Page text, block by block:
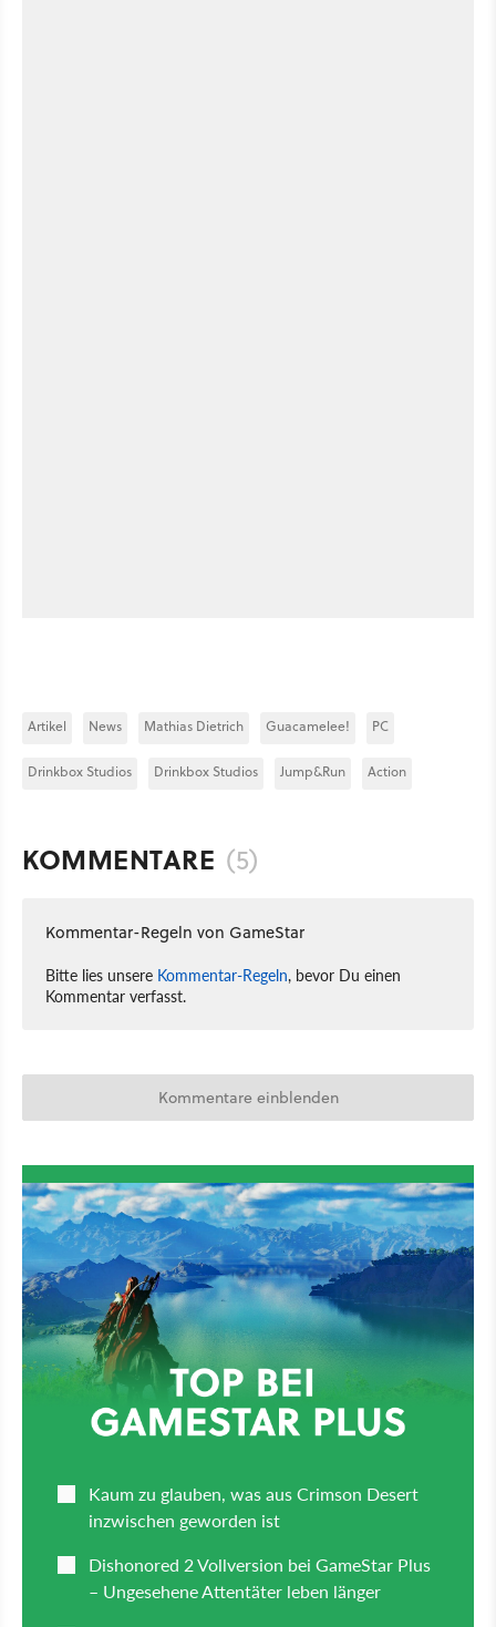
Artikel News Mathias Dietrich Guacamelee! PC
Drinkbox Studios Drinkbox Studios Jump&Run Action
KOMMENTARE (5)
Kommentar-Regeln von GameStar
Bitte lies unsere Kommentar-Regeln, bevor Du einen
Kommentar verfasst.
Kommentare einblenden